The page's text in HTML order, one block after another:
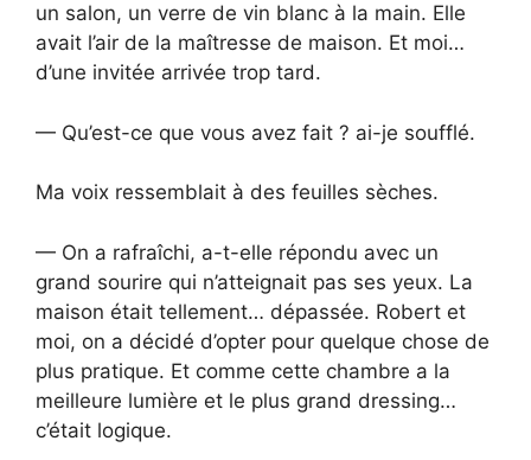
un salon, un verre de vin blanc à la main. Elle
avait l’air de la maîtresse de maison. Et moi…
d’une invitée arrivée trop tard.
— Qu’est-ce que vous avez fait ? ai-je soufflé.
Ma voix ressemblait à des feuilles sèches.
— On a rafraîchi, a-t-elle répondu avec un
grand sourire qui n’atteignait pas ses yeux. La
maison était tellement… dépassée. Robert et
moi, on a décidé d’opter pour quelque chose de
plus pratique. Et comme cette chambre a la
meilleure lumière et le plus grand dressing…
c’était logique.